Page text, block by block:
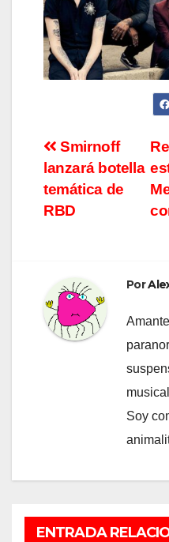
de
entradas
Smirnoff
lanzará botella
temática de
RBD
Por
Soy
ENTRADA